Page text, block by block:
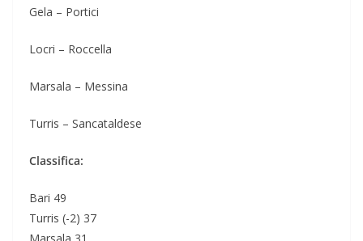
Gela – Portici
Locri – Roccella
Marsala – Messina
Turris – Sancataldese
Classifica:
Bari 49
Turris (-2) 37